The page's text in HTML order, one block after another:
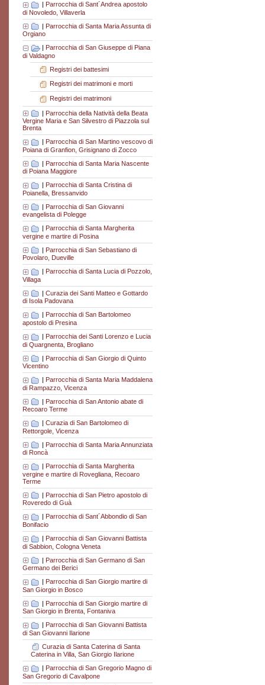
Parrocchia di Sant´Andrea apostolo
di Novoledo, Villaverla
| Parrocchia di Santa Maria Assunta di
Orgiano
Parrocchia di San Giuseppe di Piana
di Valdagno
Registri dei battesimi
Registri dei matrimoni e morti
Registri dei matrimoni
| Parrocchia della Natività della Beata
Vergine Maria e San Silvestro di Piazzola sul
Brenta
| Parrocchia di San Martino vescovo di
Poiana di Granfion, Grisignano di Zocco
| Parrocchia di Santa Maria Nascente
di Poiana Maggiore
Parrocchia di Santa Cristina di
Poianella, Bressanvido
| Parrocchia di San Giovanni
evangelista di Polegge
Parrocchia di Santa Margherita
vergine e martire di Posina
| Parrocchia di San Sebastiano di
Povolaro, Dueville
Parrocchia di Santa Lucia di Pozzolo,
Villaga
| Curazia dei Santi Matteo e Gottardo
di Isola Padovana
Parrocchia di San Bartolomeo
apostolo di Presina
| Parrocchia dei Santi Lorenzo e Lucia
di Quargnenta, Brogliano
| Parrocchia di San Giorgio di Quinto
Vicentino
| Parrocchia di Santa Maria Maddalena
di Rampazzo, Vicenza
| Parrocchia di San Antonio abate di
Recoaro Terme
Curazia di San Bartolomeo di
Rettorgole, Vicenza
| Parrocchia di Santa Maria Annunziata
di Roncà
Parrocchia di Santa Margherita
vergine e martire di Rovegliana, Recoaro
Terme
| Parrocchia di San Pietro apostolo di
Roveredo di Guà
Parrocchia di Sant´Abbondio di San
Bonifacio
| Parrocchia di San Giovanni Battista
di Sabbion, Cologna Veneta
| Parrocchia di San Germano di San
Germano dei Berici
| Parrocchia di San Giorgio martire di
San Giorgio in Bosco
| Parrocchia di San Giorgio martire di
San Giorgio in Brenta, Fontaniva
| Parrocchia di San Giovanni Battista
di San Giovanni Ilarione
Curazia di Santa Caterina di Santa
Caterina in Villa, San Giorgio Ilarione
Parrocchia di San Gregorio Magno di
San Gregorio di Cavalpone